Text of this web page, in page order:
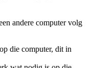
andere computer volg
die computer, dit in